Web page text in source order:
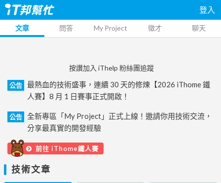
登入
文章 問答 My Project 徵才 聊天
按讚加入 iThelp 粉絲團追蹤
公告
最熱血的技術盛事，連續 30 天的修煉【2026 iThome 鐵
人賽】8 月 1 日賽事正式開啟！
公告
全新專區「My Project」正式上線！邀請你用技術交流，
分享最真實的開發經驗
前往 iThome鐵人賽
技術文章